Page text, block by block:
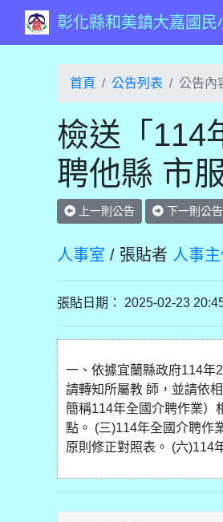
彰化縣和美鎮大嘉國民
首頁 公告列表 公告內
檢送「114
聘他縣 市
上一則公告 下一則公告
人事室 / 張貼者 人事
張貼日期： 2025-02-23
一、依據宜蘭縣政府114年
請轉知所屬教 師，並請依
簡稱114年全國介聘作業）
點。 (三)114年全國介聘作
原則修正對照表。 (六)114